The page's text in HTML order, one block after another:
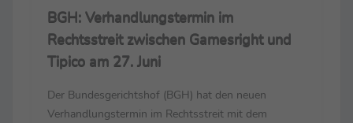
BGH: Verhandlungstermin im
Rechtsstreit zwischen Gamesright und
Tipico am 27. Juni
Der Bundesgerichtshof (BGH) hat den neuen
Verhandlungstermin im Rechtsstreit mit dem